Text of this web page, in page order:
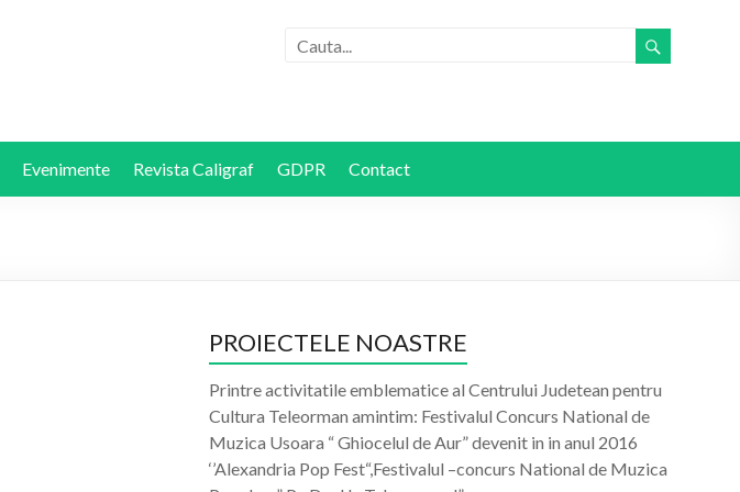
Evenimente Revista Caligraf GDPR Contact
PROIECTELE NOASTRE
Printre activitatile emblematice al Centrului Judetean pentru
Cultura Teleorman amintim: Festivalul Concurs National de
Muzica Usoara “ Ghiocelul de Aur” devenit in in anul 2016
‘’Alexandria Pop Fest“,Festivalul –concurs National de Muzica